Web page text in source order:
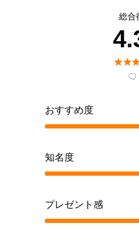
総合


おすすめ度
知名度
プレゼント感